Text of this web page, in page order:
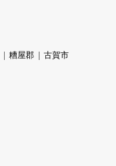
糟屋郡
古賀市